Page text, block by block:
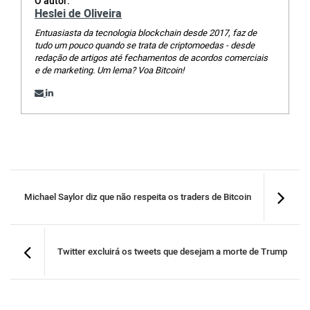
Heslei de Oliveira
Entuasiasta da tecnologia blockchain desde 2017, faz de
tudo um pouco quando se trata de criptomoedas - desde
redação de artigos até fechamentos de acordos comerciais
e de marketing. Um lema? Voa Bitcoin!
Michael Saylor diz que não respeita os traders de Bitcoin
Twitter excluirá os tweets que desejam a morte de Trump